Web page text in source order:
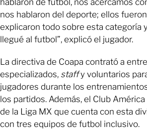
hablaron de futbol, nos acercamos
nos hablaron del deporte; ellos
explicaron todo sobre esta categoría
llegué al futbol”, explicó el jugador.
La directiva de Coapa contrató a
especializados, staffy voluntarios
jugadores durante los
los partidos. Además, el Club
de la Liga MX que cuenta con esta
con tres equipos de futbol inclusivo.